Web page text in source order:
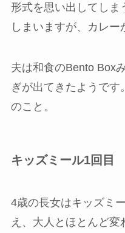
形式を思い出してしま
しまいますが、カレー
夫は和食のBento Box
ぎが出てきたようです
のこと。
キッズミール1回目
4歳の長女はキッズミ
え、大人とほとんど